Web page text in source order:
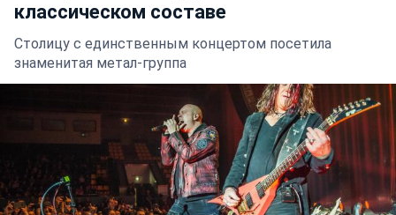
классическом составе
Столицу с единственным концертом посетила
знаменитая метал-группа